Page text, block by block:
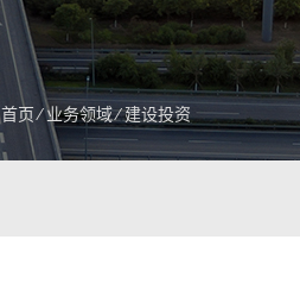
首页⁄业务领域⁄建设投资